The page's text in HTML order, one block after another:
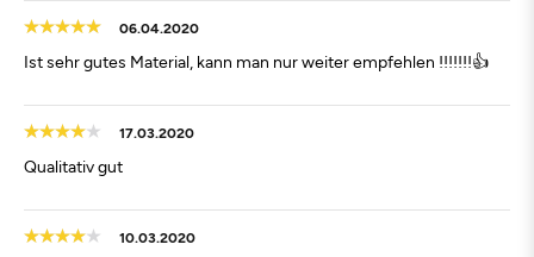
06.04.2020
Ist sehr gutes Material, kann man nur weiter empfehlen !!!!!!!👍
17.03.2020
Qualitativ gut
10.03.2020